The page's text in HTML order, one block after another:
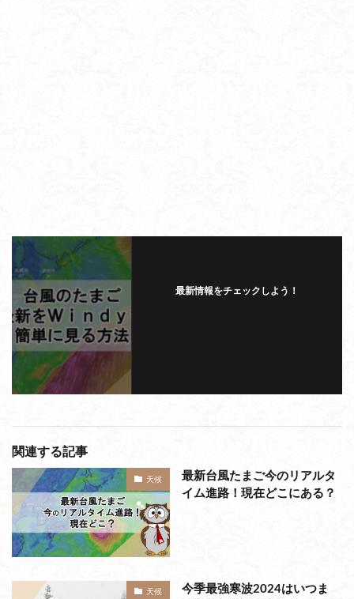
最新情報をチェックしよう！
関連する記事
天候
最新台風たまご今のリアルタ
イム進路！現在どこにある？
天候
今季最強寒波2024はいつま